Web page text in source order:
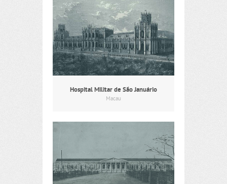
Hospital Militar de São Januário
Macau